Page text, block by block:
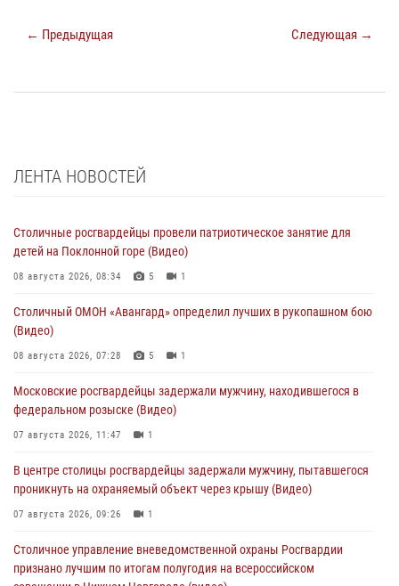
← Предыдущая Следующая →
ЛЕНТА НОВОСТЕЙ
Столичные росгвардейцы провели патриотическое занятие для
детей на Поклонной горе (Видео)
08 августа 2026, 08:34 5 1
Столичный ОМОН «Авангард» определил лучших в рукопашном бою
(Видео)
08 августа 2026, 07:28 5 1
Московские росгвардейцы задержали мужчину, находившегося в
федеральном розыске (Видео)
07 августа 2026, 11:47 1
В центре столицы росгвардейцы задержали мужчину, пытавшегося
проникнуть на охраняемый объект через крышу (Видео)
07 августа 2026, 09:26 1
Столичное управление вневедомственной охраны Росгвардии
признано лучшим по итогам полугодия на всероссийском